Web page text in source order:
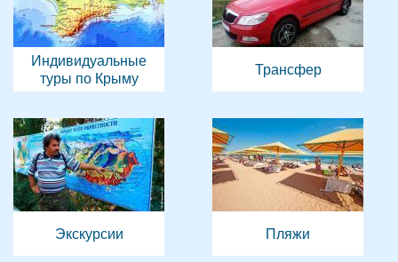
Индивидуальные
туры по Крыму
Трансфер
Экскурсии Пляжи